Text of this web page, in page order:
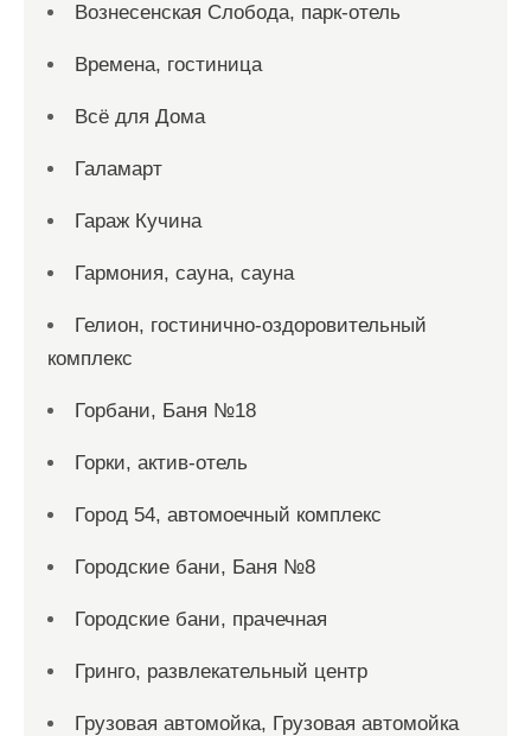
Вознесенская Слобода, парк-отель
Времена, гостиница
Всё для Дома
Галамарт
Гараж Кучина
Гармония, сауна, сауна
Гелион, гостинично-оздоровительный
комплекс
Горбани, Баня №18
Горки, актив-отель
Город 54, автомоечный комплекс
Городские бани, Баня №8
Городские бани, прачечная
Гринго, развлекательный центр
Грузовая автомойка, Грузовая автомойка